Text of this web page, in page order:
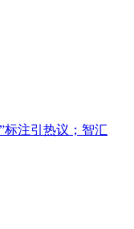
标注引热议；智汇